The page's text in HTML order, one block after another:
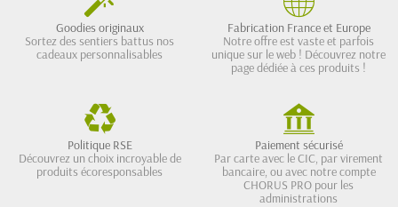
Goodies originaux
Sortez des sentiers battus nos
cadeaux personnalisables
Fabrication France et Europe
Notre offre est vaste et parfois
unique sur le web ! Découvrez notre
page dédiée à ces produits !
Politique RSE
Découvrez un choix incroyable de
produits écoresponsables
Paiement sécurisé
Par carte avec le CIC, par virement
bancaire, ou avec notre compte
CHORUS PRO pour les
administrations